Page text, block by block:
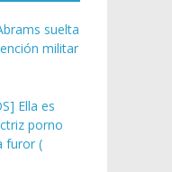
suelta
militar
Ella es
porno
furor (